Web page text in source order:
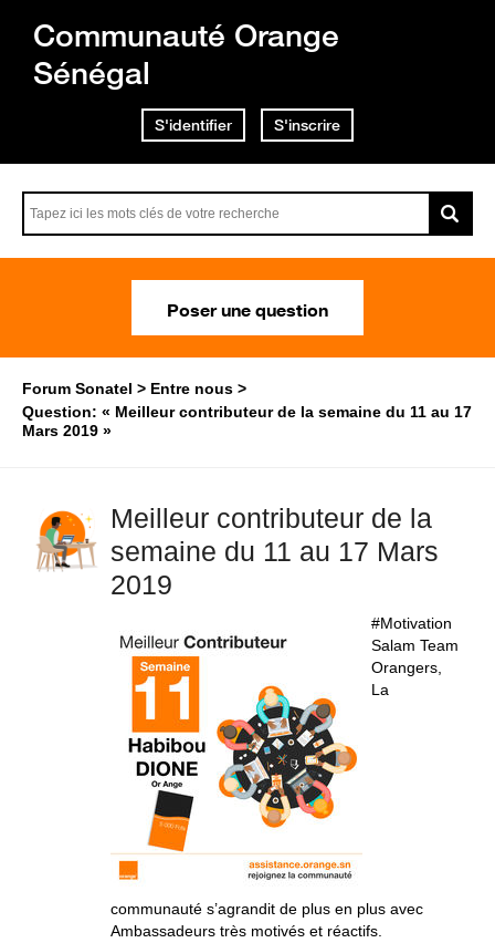
Communauté Orange
Sénégal
S'identifier S'inscrire
Poser une question
Forum Sonatel
Entre nous
Question: « Meilleur contributeur de la semaine du 11 au 17
Mars 2019 »
Meilleur contributeur de la
semaine du 11 au 17 Mars
2019
#Motivation
Salam Team
Orangers,
La
communauté s’agrandit de plus en plus avec
Ambassadeurs très motivés et réactifs.